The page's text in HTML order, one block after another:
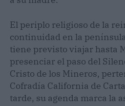
El periplo religioso de la
continuidad en la
tiene previsto viajar hasta
presenciar el paso del
Cristo de los Mineros,
Cofradía California de
tarde, su agenda marca la